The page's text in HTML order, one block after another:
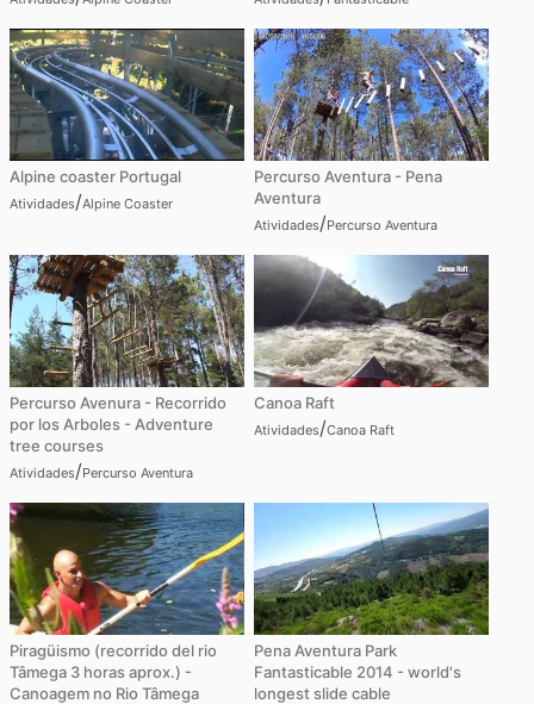
Alpine coaster Portugal
Atividades/Alpine Coaster
Percurso Aventura - Pena
Aventura
Atividades/Percurso Aventura
Percurso Avenura - Recorrido
por los Arboles - Adventure
tree courses
Atividades/Percurso Aventura
Canoa Raft
Atividades/Canoa Raft
Piragüismo (recorrido del rio
Tâmega 3 horas aprox.) -
Canoagem no Rio Tâmega
Pena Aventura Park
Fantasticable 2014 - world's
longest slide cable